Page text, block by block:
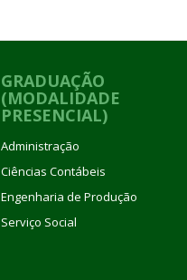
GRADUAÇÃO
(MODALIDADE
PRESENCIAL)
Administração
Ciências Contábeis
Engenharia de Produção
Serviço Social